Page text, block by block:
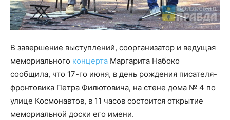
В завершение выступлений, соорганизатор и ведущая
мемориального концерта Маргарита Набоко
сообщила, что 17-го июня, в день рождения писателя-
фронтовика Петра Филютовича, на стене дома № 4 по
улице Космонавтов, в 11 часов состоится открытие
мемориальной доски его имени.